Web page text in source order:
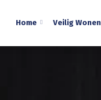
Home Veilig Wonen